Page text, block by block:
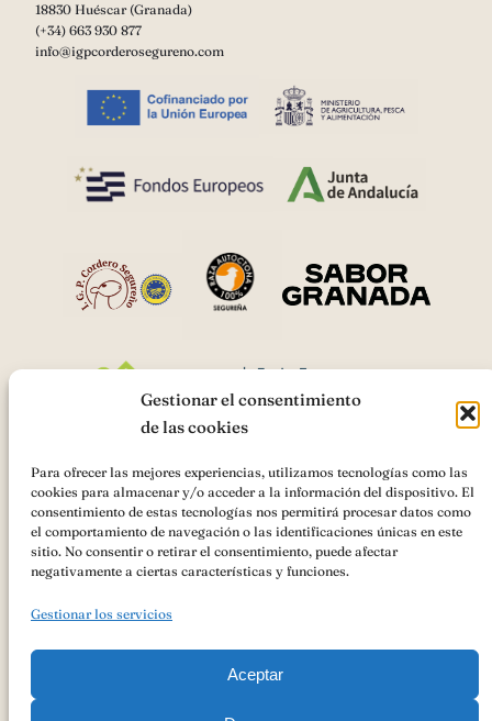
Gestionar el consentimiento
de las cookies
Para ofrecer las mejores experiencias, utilizamos tecnologías como las
cookies para almacenar y/o acceder a la información del dispositivo. El
consentimiento de estas tecnologías nos permitirá procesar datos como
el comportamiento de navegación o las identificaciones únicas en este
sitio. No consentir o retirar el consentimiento, puede afectar
negativamente a ciertas características y funciones.
Gestionar los servicios
Aceptar
18830 Huéscar (Granada)
(+34) 663 930 877
info@igpcorderosegureno.com
AsociaciónIGP Cordero Segureño
ha recibido una ayuda de la
Unión Europea con cargo al
«Cooperación para la promoción de los
productos agrícolas y alimenticios en regímenes de calidad
(Intervención 7132)»Ayudas FEADER , Andalucía 2023-2027 para
PROMOCIÓN DEL MERCADO INTERIOR DE PRODUCTOS
CALIDAD AL ÓRGANO DE GESTIÓN DE LA INDICACIÓN
GEOGRÁFICA PROTEGIDA CORDERO SEGUREÑO